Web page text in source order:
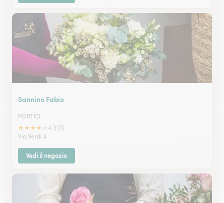
Sannino Fabio
PORTICI
★★★★
4.3 (3)
Via Verdi 4
Vedi il negozio